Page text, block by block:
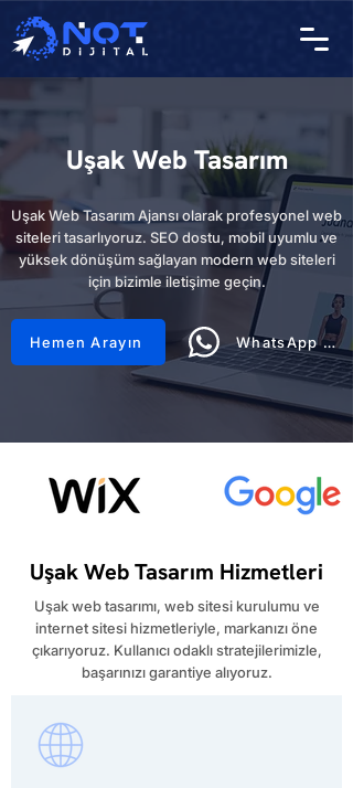
Uşak Web Tasarım
Uşak Web Tasarım Ajansı olarak profesyonel web
siteleri tasarlıyoruz. SEO dostu, mobil uyumlu ve
yüksek dönüşüm sağlayan modern web siteleri
için bizimle iletişime geçin.
Hemen Arayın WhatsApp Hattı
Uşak Web Tasarım Hizmetleri
​Uşak web tasarımı, web sitesi kurulumu ve
internet sitesi hizmetleriyle, markanızı öne
çıkarıyoruz. Kullanıcı odaklı stratejilerimizle,
başarınızı garantiye alıyoruz.